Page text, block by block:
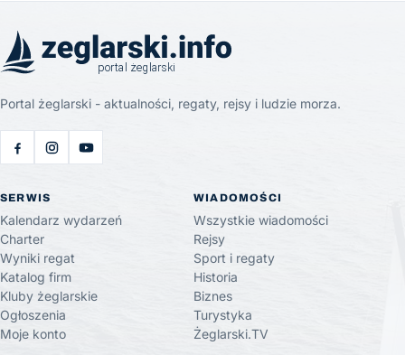
Portal żeglarski - aktualności, regaty, rejsy i ludzie morza.
SERWIS
Kalendarz wydarzeń
Charter
Wyniki regat
Katalog firm
Kluby żeglarskie
Ogłoszenia
Moje konto
WIADOMOŚCI
Wszystkie wiadomości
Rejsy
Sport i regaty
Historia
Biznes
Turystyka
Żeglarski.TV